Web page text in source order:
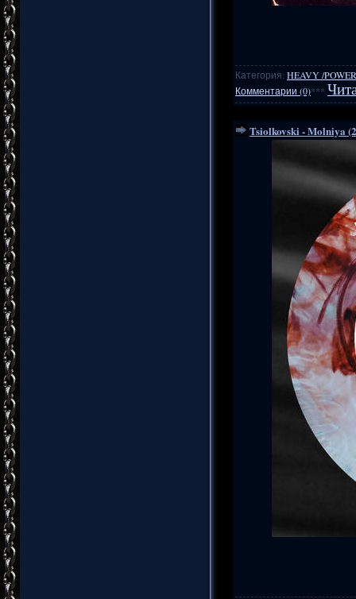
Категория: HEAVY /
Комментарии (0)***
Tsiolkovski - Molniya